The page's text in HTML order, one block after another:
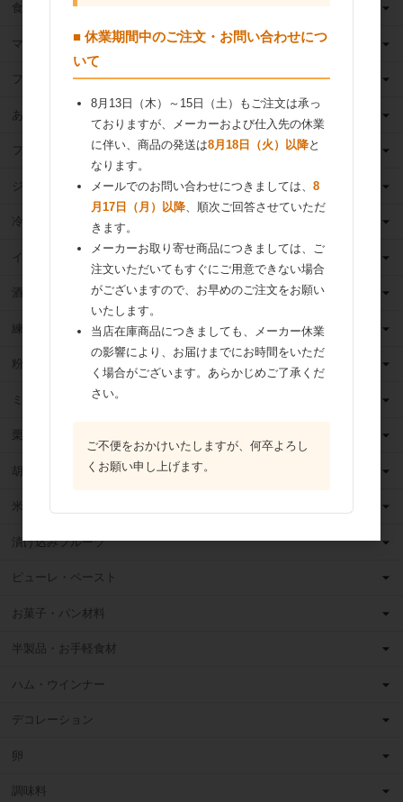
食用油
マーガリン
フィリング
あんこ
フルーツ（果物）缶詰
ジャム
冷凍フルーツ
イースト・酵母
酒類
練乳
粉 乳
ミックス粉
栗・芋・かぼちゃ
胡麻
米粉
漬け込みフルーツ
ピューレ・ペースト
お菓子・パン材料
半製品・お手軽食材
ハム・ウインナー
デコレーション
卵
調味料
■ 休業期間中のご注文・お問い合わせにつ
いて
8月13日（木）～15日（土）もご注文は承っ
ておりますが、メーカーおよび仕入先の休業
に伴い、商品の発送は8月18日（火）以降と
なります。
メールでのお問い合わせにつきましては、 8
月17日（月）以降、順次ご回答させていただ
きます。
メーカーお取り寄せ商品につきましては、ご
注文いただいてもすぐにご用意できない場合
がございますので、お早めのご注文をお願い
いたします。
当店在庫商品につきましても、メーカー休業
の影響により、お届けまでにお時間をいただ
く場合がございます。あらかじめご了承くだ
さい。
ご不便をおかけいたしますが、何卒よろし
くお願い申し上げます。